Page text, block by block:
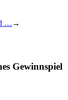
… →
Gewinnspiel